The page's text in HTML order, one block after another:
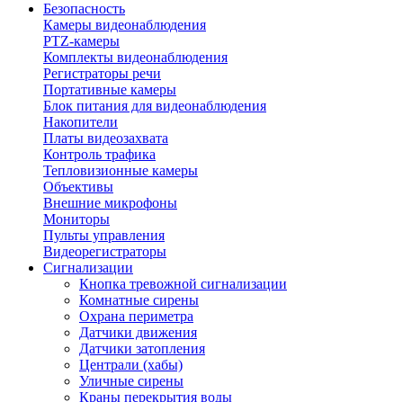
Безопасность
Камеры видеонаблюдения
PTZ-камеры
Комплекты видеонаблюдения
Регистраторы речи
Портативные камеры
Блок питания для видеонаблюдения
Накопители
Платы видеозахвата
Контроль трафика
Тепловизионные камеры
Объективы
Внешние микрофоны
Мониторы
Пульты управления
Видеорегистраторы
Сигнализации
Кнопка тревожной сигнализации
Комнатные сирены
Охрана периметра
Датчики движения
Датчики затопления
Централи (хабы)
Уличные сирены
Краны перекрытия воды